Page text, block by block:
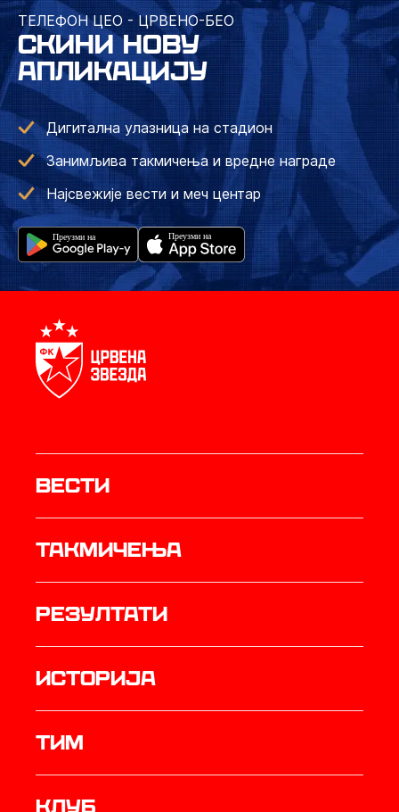
ТЕЛЕФОН ЦЕО - ЦРВЕНО-БЕО
СКИНИ НОВУ
АПЛИКАЦИЈУ
Дигитална улазница на стадион
Занимљива такмичења и вредне награде
Најсвежије вести и меч центар
Вести
Такмичења
резултати
историја
ТИМ
Клуб